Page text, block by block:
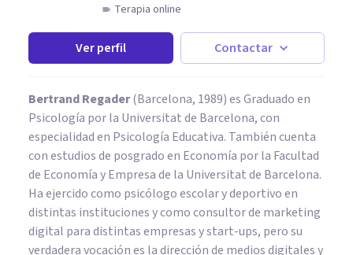
Terapia online
Ver perfil Contactar
Bertrand Regader(Barcelona, 1989) es Graduado en
Psicología por la Universitat de Barcelona, con
especialidad en Psicología Educativa. También cuenta
con estudios de posgrado en Economía por la Facultad
de Economía y Empresa de la Universitat de Barcelona.
Ha ejercido como psicólogo escolar y deportivo en
distintas instituciones y como consultor de marketing
digital para distintas empresas y start-ups, pero su
verdadera vocación es la dirección de medios digitales y